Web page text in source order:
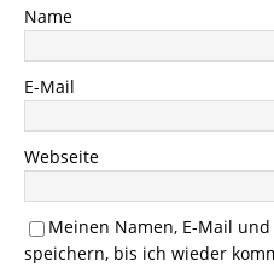
Name
E-Mail
Webseite
Meinen Namen, E-Mail
speichern, bis ich wieder